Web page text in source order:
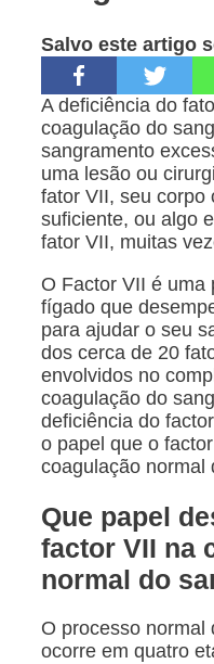
Salvo este artigo
A deficiência do
coagulação do
sangramento
uma lesão ou
fator VII, seu corpo
suficiente, ou algo
fator VII, muitas
O Factor VII é uma
fígado que
para ajudar o seu
dos cerca de 20
envolvidos no
coagulação do
deficiência do
o papel que o
coagulação normal
Que papel
factor VII na
normal do
O processo normal
ocorre em quatro